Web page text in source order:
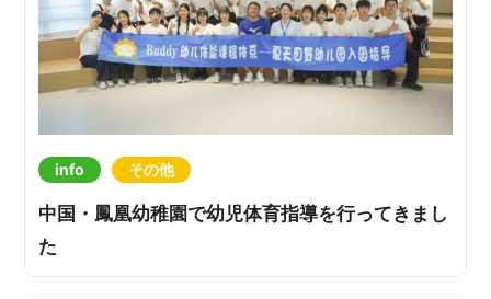
info その他
中国・鳳凰幼稚園で幼児体育指導を行ってきまし
た